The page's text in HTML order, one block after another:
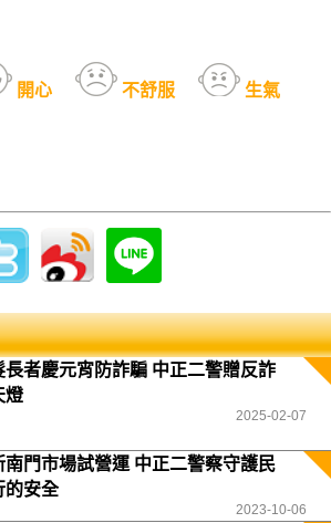
開心 不舒服 生氣
長者慶元宵防詐騙 中正二警贈反詐
燈
2025-02-07
南門市場試營運 中正二警察守護民
的安全
2023-10-06